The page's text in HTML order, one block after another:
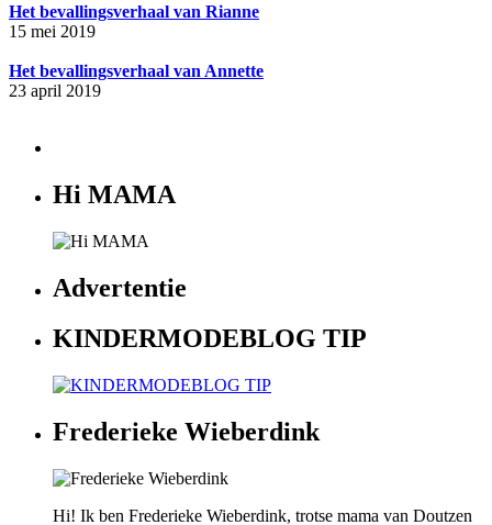
Het bevallingsverhaal van Rianne
15 mei 2019
Het bevallingsverhaal van Annette
23 april 2019
Hi MAMA
Advertentie
KINDERMODEBLOG TIP
Frederieke Wieberdink
Hi! Ik ben Frederieke Wieberdink, trotse mama van Doutzen